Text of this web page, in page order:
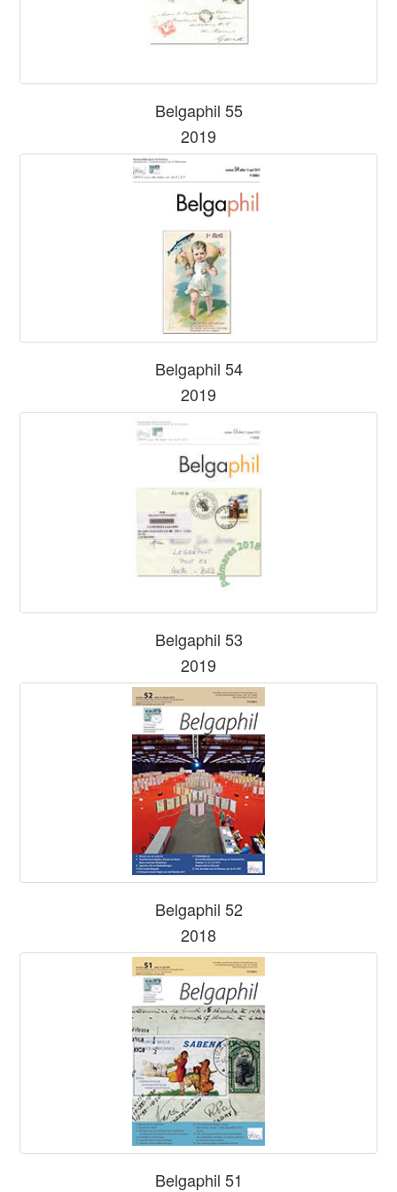
Belgaphil 55
2019
Belgaphil 54
2019
Belgaphil 53
2019
Belgaphil 52
2018
Belgaphil 51